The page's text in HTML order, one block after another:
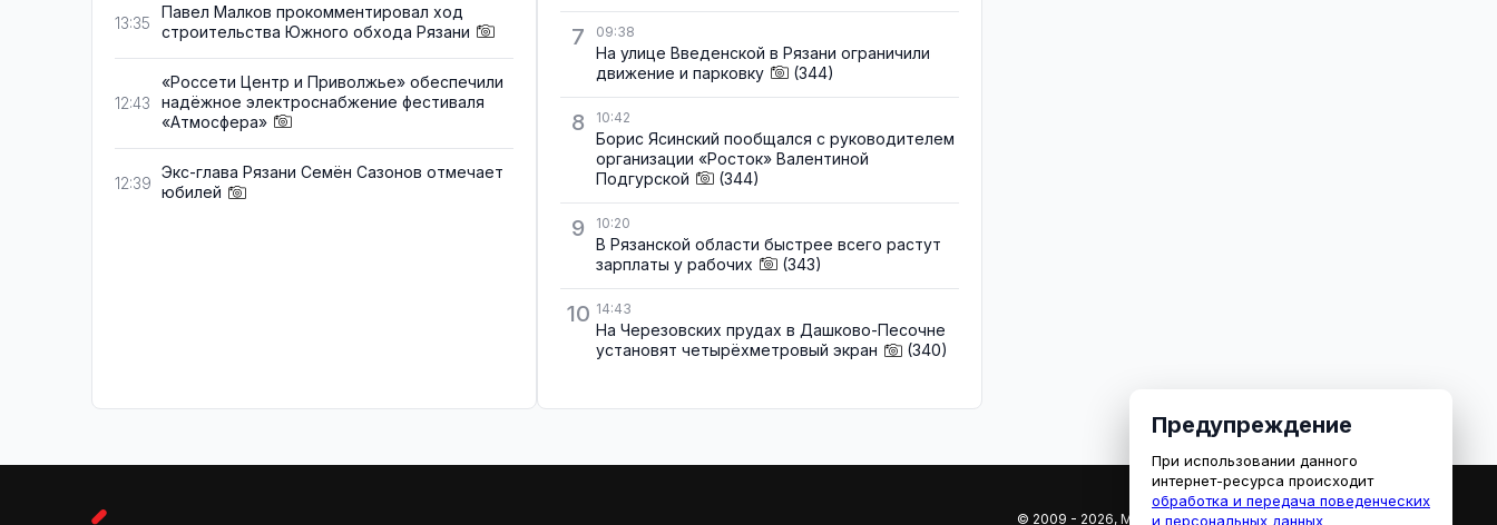
13:35
Павел Малков прокомментировал ход
строительства Южного обхода Рязани
12:43
«Россети Центр и Приволжье» обеспечили
надёжное электроснабжение фестиваля
«Атмосфера»
12:39
Экс-глава Рязани Семён Сазонов отмечает
юбилей
7 09:38
На улице Введенской в Рязани ограничили
движение и парковку
(344)
8 10:42
Борис Ясинский пообщался с руководителем
организации «Росток» Валентиной
Подгурской
(344)
9 10:20
В Рязанской области быстрее всего растут
зарплаты у рабочих
(343)
10 14:43
На Черезовских прудах в Дашково-Песочне
установят четырёхметровый экран
(340)
© 2009 - 2026, МЕДИАРЯЗАНЬ
Предупреждение
При использовании данного
интернет-ресурса происходит
обработка и передача поведенческих
и персональных данных